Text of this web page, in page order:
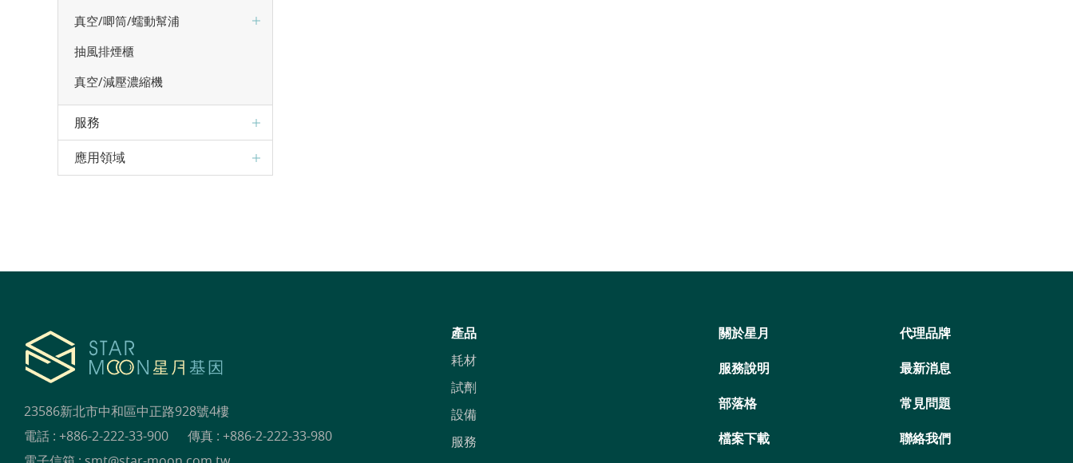
真空/唧筒/蠕動幫浦
抽風排煙櫃
真空/減壓濃縮機
服務
應用領域
產品
耗材
試劑
設備
服務
關於星月
代理品牌
服務說明
最新消息
部落格
常見問題
檔案下載
聯絡我們
23586新北市中和區中正路928號4樓
電話 : +886-2-222-33-900
傳真 : +886-2-222-33-980